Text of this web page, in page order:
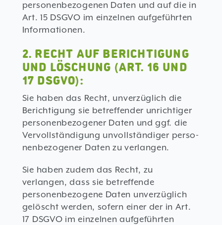
personenbezogenen Daten und auf die in
Art. 15 DSGVO im einzelnen aufgeführten
Informationen.
2. RECHT AUF BERICHTIGUNG
UND LÖSCHUNG (ART. 16 UND
17 DSGVO):
Sie haben das Recht, unverzüglich die
Berichtigung sie betreffender unrichtiger
personenbezogener Daten und ggf. die
Vervollständigung unvollständiger perso-
nenbezogener Daten zu verlangen.
Sie haben zudem das Recht, zu
verlangen, dass sie betreffende
personenbezogene Daten unverzüglich
gelöscht werden, sofern einer der in Art.
17 DSGVO im einzelnen aufgeführten